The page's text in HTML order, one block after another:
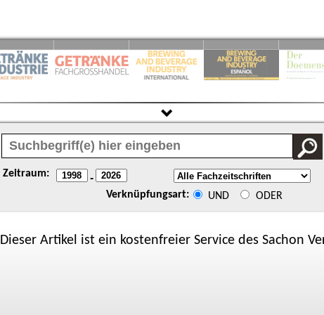
Zeitraum: -
Verknüpfungsart: UND ODER
Dieser Artikel ist ein kostenfreier Service des Sachon